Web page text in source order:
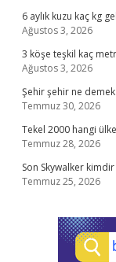
6 aylık kuzu kaç kg
Ağustos 3, 2026
3 köşe teşkil kaç
Ağustos 3, 2026
Şehir şehir ne demek
Temmuz 30, 2026
Tekel 2000 hangi
Temmuz 28, 2026
Son Skywalker kimdir
Temmuz 25, 2026